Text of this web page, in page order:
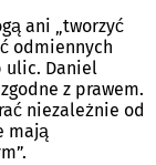
ani „tworzyć
odmiennych
ulic. Daniel
z prawem.
niezależnie od
mają